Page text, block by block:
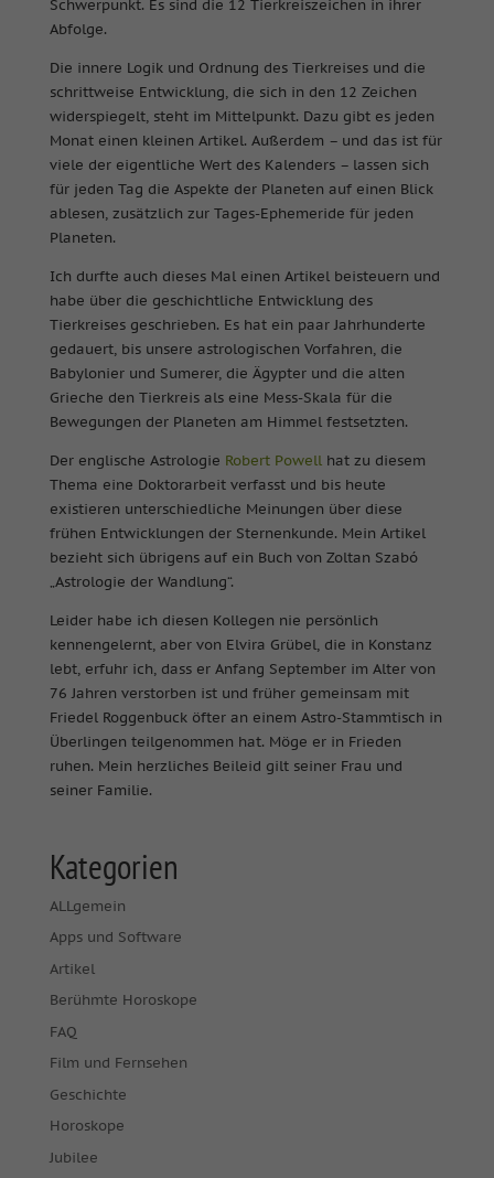
Schwerpunkt. Es sind die 12 Tierkreiszeichen in ihrer
Abfolge.
Die innere Logik und Ordnung des Tierkreises und die
schrittweise Entwicklung, die sich in den 12 Zeichen
widerspiegelt, steht im Mittelpunkt. Dazu gibt es jeden
Monat einen kleinen Artikel. Außerdem – und das ist für
viele der eigentliche Wert des Kalenders – lassen sich
für jeden Tag die Aspekte der Planeten auf einen Blick
ablesen, zusätzlich zur Tages-Ephemeride für jeden
Planeten.
Ich durfte auch dieses Mal einen Artikel beisteuern und
habe über die geschichtliche Entwicklung des
Tierkreises geschrieben. Es hat ein paar Jahrhunderte
gedauert, bis unsere astrologischen Vorfahren, die
Babylonier und Sumerer, die Ägypter und die alten
Grieche den Tierkreis als eine Mess-Skala für die
Bewegungen der Planeten am Himmel festsetzten.
Der englische Astrologie Robert Powellhat zu diesem
Thema eine Doktorarbeit verfasst und bis heute
existieren unterschiedliche Meinungen über diese
frühen Entwicklungen der Sternenkunde. Mein Artikel
bezieht sich übrigens auf ein Buch von Zoltan Szabó
„Astrologie der Wandlung“.
Leider habe ich diesen Kollegen nie persönlich
kennengelernt, aber von Elvira Grübel, die in Konstanz
lebt, erfuhr ich, dass er Anfang September im Alter von
76 Jahren verstorben ist und früher gemeinsam mit
Friedel Roggenbuck öfter an einem Astro-Stammtisch in
Überlingen teilgenommen hat. Möge er in Frieden
ruhen. Mein herzliches Beileid gilt seiner Frau und
seiner Familie.
Kategorien
ALLgemein
Apps und Software
Artikel
Berühmte Horoskope
FAQ
Film und Fernsehen
Geschichte
Horoskope
Jubilee